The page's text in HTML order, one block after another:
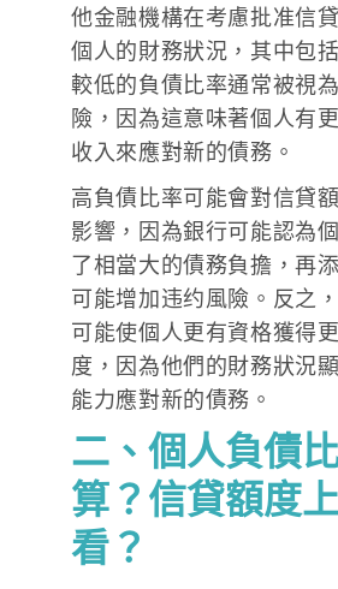
他金融機構在考慮批准信
個人的財務狀況，其中包
較低的負債比率通常被視
險，因為這意味著個人有
收入來應對新的債務。
高負債比率可能會對信貸
影響，因為銀行可能認為
了相當大的債務負擔，再
可能增加违约風險。反之
可能使個人更有資格獲得
度，因為他們的財務狀況
能力應對新的債務。
二、個人負債
算？信貸額度
看？